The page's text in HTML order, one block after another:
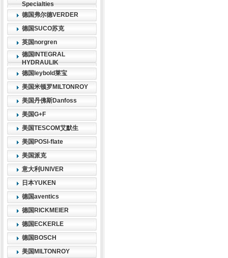
Specialties
德国弗尔德VERDER
德国SUCO苏克
英国norgren
德国INTEGRAL
HYDRAULIK
德国leybold莱宝
美国米顿罗MILTONROY
美国丹佛斯Danfoss
美国G+F
美国TESCOM艾默生
美国POSI-flate
美国派克
意大利UNIVER
日本YUKEN
德国aventics
德国RICKMEIER
德国ECKERLE
德国BOSCH
美国MILTONROY